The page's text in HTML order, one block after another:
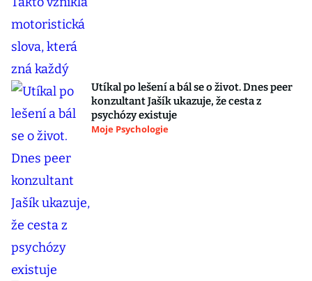
Utíkal po lešení a bál se o život. Dnes peer
konzultant Jašík ukazuje, že cesta z
psychózy existuje
Moje Psychologie